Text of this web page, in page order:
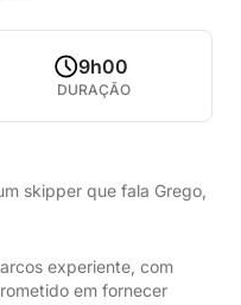
9h00
DURAÇÃO
skipper que fala Grego,
experiente, com
em fornecer